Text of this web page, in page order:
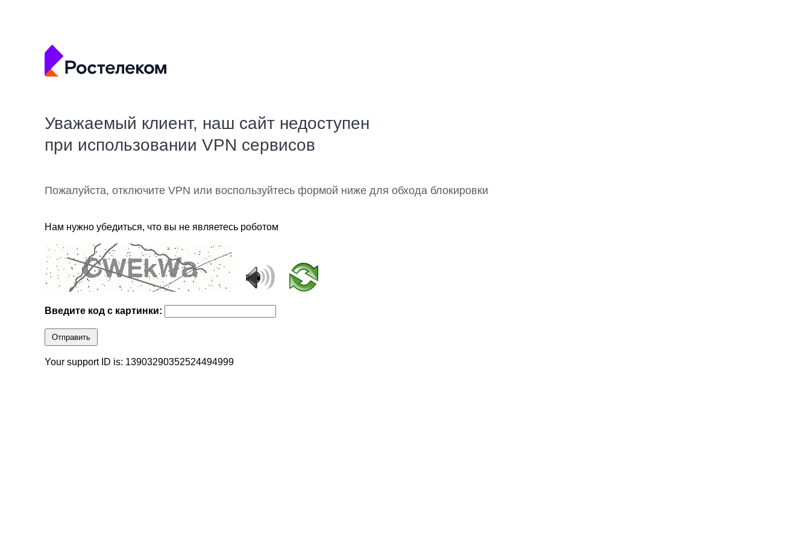
Уважаемый клиент, наш сайт недоступен
при использовании VPN сервисов
Пожалуйста, отключите VPN или воспользуйтесь формой ниже для обхода блокировки
Нам нужно убедиться, что вы не являетесь роботом
Введите код с картинки:
Отправить
Your support ID is: 13903290352524494999